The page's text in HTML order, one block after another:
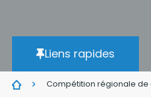
Liens rapides
Compétition régionale de